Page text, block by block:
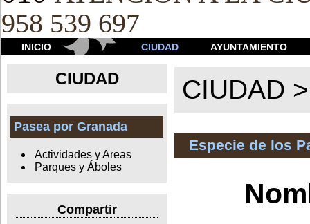
958 539 697
INICIO CIUDAD AYUNTAMIENTO
CIUDAD
Pasea por Granada
Actividades y Areas
Parques y Áboles
Compartir
CIUDAD
Especie de los